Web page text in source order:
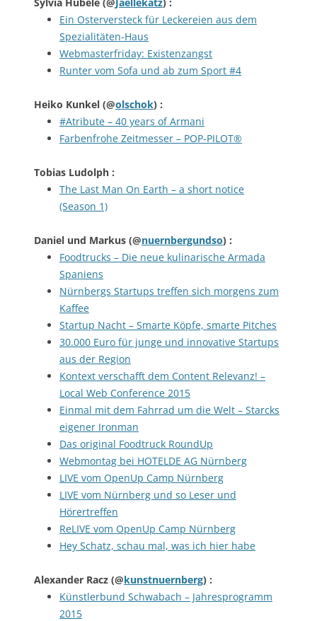
Ein Osterversteck für Leckereien aus dem
Spezialitäten-Haus
Webmasterfriday: Existenzangst
Runter vom Sofa und ab zum Sport #4
Heiko Kunkel (@olschok) :
#Atribute – 40 years of Armani
Farbenfrohe Zeitmesser – POP-PILOT®
Tobias Ludolph :
The Last Man On Earth – a short notice
(Season 1)
Daniel und Markus (@nuernbergundso) :
Foodtrucks – Die neue kulinarische Armada
Spaniens
Nürnbergs Startups treffen sich morgens zum
Kaffee
Startup Nacht – Smarte Köpfe, smarte Pitches
30.000 Euro für junge und innovative Startups
aus der Region
Kontext verschafft dem Content Relevanz! –
Local Web Conference 2015
Einmal mit dem Fahrrad um die Welt – Starcks
eigener Ironman
Das original Foodtruck RoundUp
Webmontag bei HOTELDE AG Nürnberg
LIVE vom OpenUp Camp Nürnberg
LIVE vom Nürnberg und so Leser und
Hörertreffen
ReLIVE vom OpenUp Camp Nürnberg
Hey Schatz, schau mal, was ich hier habe
Alexander Racz (@kunstnuernberg) :
Künstlerbund Schwabach – Jahresprogramm
2015